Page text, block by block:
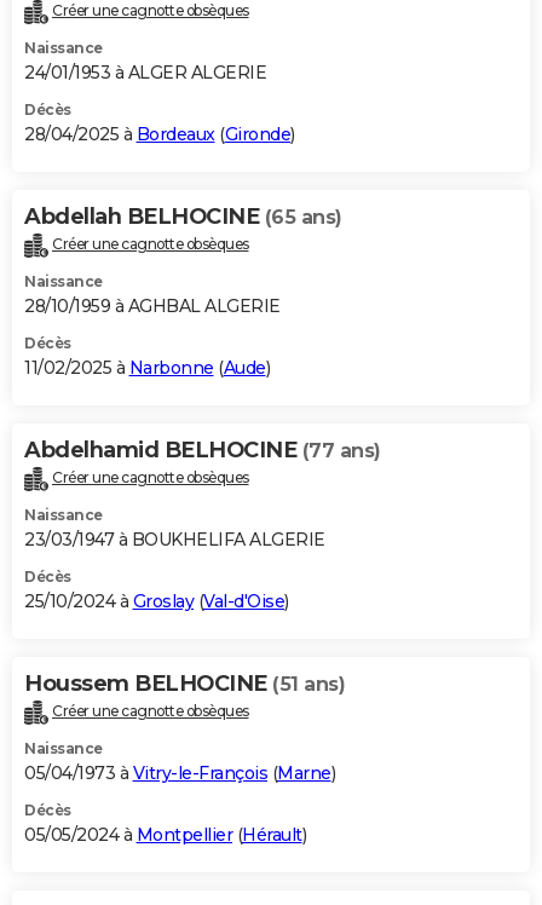
Créer une cagnotte obsèques
Naissance
24/01/1953 à ALGER ALGERIE
Décès
28/04/2025 à Bordeaux(Gironde)
Abdellah BELHOCINE (65 ans)
Créer une cagnotte obsèques
Naissance
28/10/1959 à AGHBAL ALGERIE
Décès
11/02/2025 à Narbonne (Aude)
Abdelhamid BELHOCINE (77 ans)
Créer une cagnotte obsèques
Naissance
23/03/1947 à BOUKHELIFA ALGERIE
Décès
25/10/2024 à Groslay(Val-d'Oise)
Houssem BELHOCINE (51 ans)
Créer une cagnotte obsèques
Naissance
05/04/1973 à Vitry-le-François (Marne)
Décès
05/05/2024 à Montpellier(Hérault)